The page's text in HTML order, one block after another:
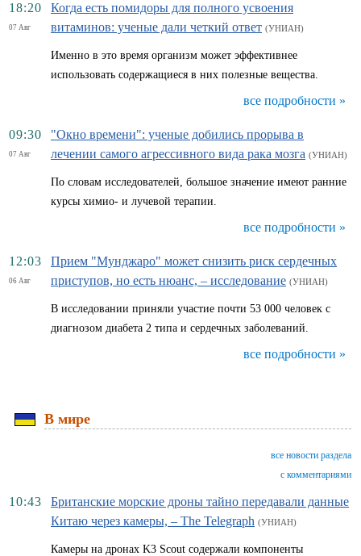
18:20
07 Авг
Когда есть помидоры для полного усвоения
витаминов: ученые дали четкий ответ (УНИАН)
Именно в это время организм может эффективнее
использовать содержащиеся в них полезные вещества.
все подробности »
09:30
07 Авг
"Окно времени": ученые добились прорыва в
лечении самого агрессивного вида рака мозга (УНИАН)
По словам исследователей, большое значение имеют ранние
курсы химио- и лучевой терапии.
все подробности »
12:03
06 Авг
Прием "Мунджаро" может снизить риск сердечных
приступов, но есть нюанс, – исследование (УНИАН)
В исследовании приняли участие почти 53 000 человек с
диагнозом диабета 2 типа и сердечных заболеваний.
все подробности »
В мире
все новости раздела
с комментариями
10:43
Британские морские дроны тайно передавали данные
Китаю через камеры, – The Telegraph (УНИАН)
Камеры на дронах K3 Scout содержали компоненты